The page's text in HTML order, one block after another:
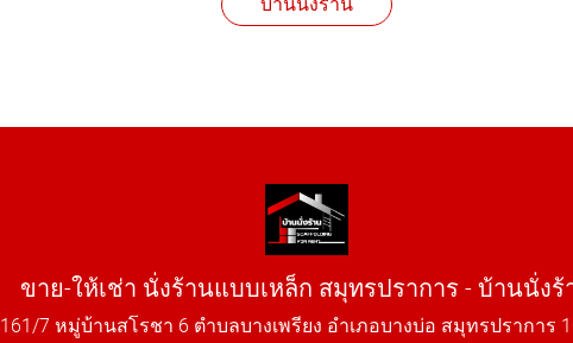
ขาย-ให้เช่า นั่งร้านแบบเหล็ก สมุทรปราการ - บ้านนั่งร้
161/7 หมู่บ้านสโรชา 6 ตำบลบางเพรียง อำเภอบางบ่อ สมุทรปราการ